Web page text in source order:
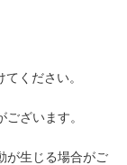
ください。
ざいます。
が生じる場合がご